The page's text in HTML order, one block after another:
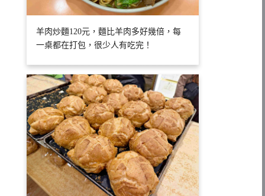
羊肉炒麵120元，麵比羊肉多好幾倍，每
一桌都在打包，很少人有吃完！